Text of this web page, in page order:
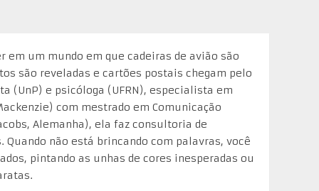
em um mundo em que cadeiras de avião são
são reveladas e cartões postais chegam pelo
(UnP) e psicóloga (UFRN), especialista em
com mestrado em Comunicação
Alemanha), ela faz consultoria de
não está brincando com palavras, você
pintando as unhas de cores inesperadas ou